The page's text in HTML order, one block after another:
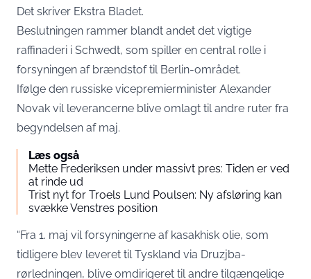
Det skriver Ekstra Bladet.
Beslutningen rammer blandt andet det vigtige
raffinaderi i Schwedt, som spiller en central rolle i
forsyningen af brændstof til Berlin-området.
Ifølge den russiske vicepremierminister Alexander
Novak vil leverancerne blive omlagt til andre ruter fra
begyndelsen af maj.
Læs også
Mette Frederiksen under massivt pres: Tiden er ved
at rinde ud
Trist nyt for Troels Lund Poulsen: Ny afsløring kan
svække Venstres position
“Fra 1. maj vil forsyningerne af kasakhisk olie, som
tidligere blev leveret til Tyskland via Druzjba-
rørledningen, blive omdirigeret til andre tilgængelige